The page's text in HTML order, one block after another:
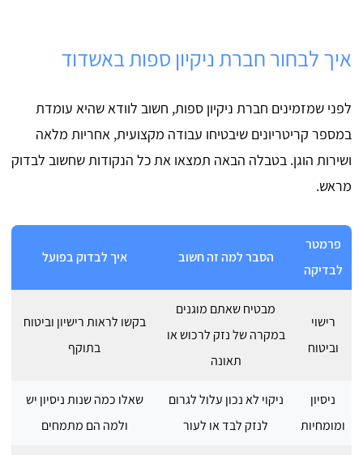
איך לבחור חברת ניקיון ספות באשדוד
לפני שמזמינים חברת ניקיון ספות, חשוב לוודא שהיא עומדת
במספר קריטריונים שיבטיחו עבודה מקצועית, אחריות מלאה
ושירות הוגן. בטבלה הבאה תמצאו את כל הנקודות שחשוב לבדוק
מראש.
פרמטר
לבדיקה
הסבר למה זה חשוב איך לבדוק בפועל
רישוי
וביטוח
מבטיח שאתם מוגנים
במקרה של נזק לרכוש או
תאונה
בקשו לראות רישיון וביטוח
בתוקף
ניסיון
ומומחיות
ניקוי לא נכון עלול לגרום
לנזק לבד או לעור
שאלו כמה שנות ניסיון יש
ולמה הם מתמחים